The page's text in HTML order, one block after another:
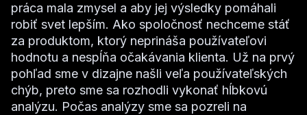
práca mala zmysel a aby jej výsledky pomáhali
robiť svet lepším. Ako spoločnosť nechceme stáť
za produktom, ktorý neprináša používateľovi
hodnotu a nespĺňa očakávania klienta. Už na prvý
pohľad sme v dizajne našli veľa používateľských
chýb, preto sme sa rozhodli vykonať hĺbkovú
analýzu. Počas analýzy sme sa pozreli na